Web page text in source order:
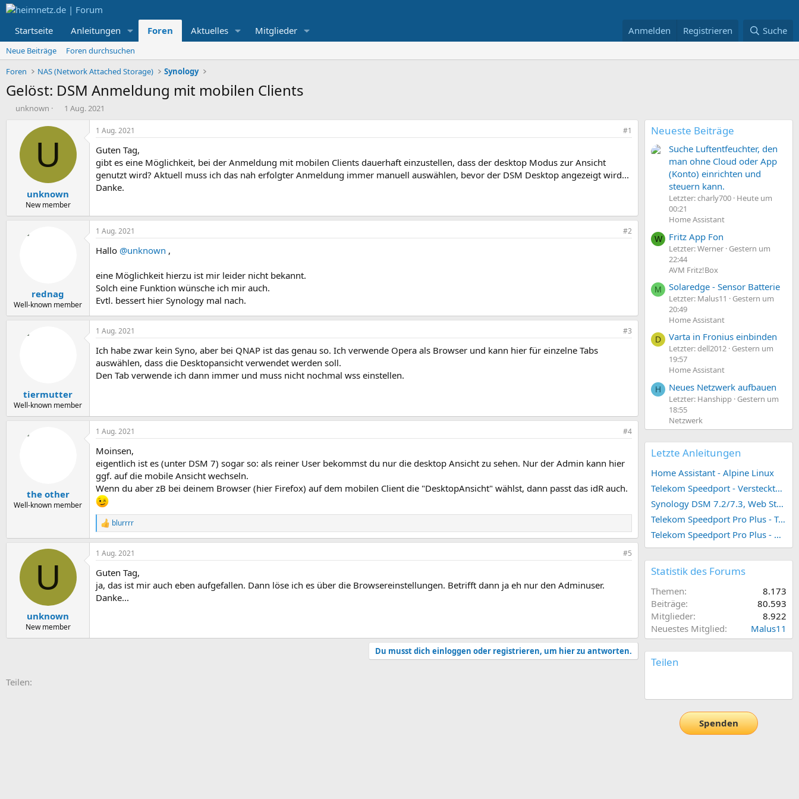
Startseite Anleitungen Foren Aktuelles Mitglieder Anmelden Registrieren Suche
Neue Beiträge
Foren durchsuchen
Foren
NAS (Network Attached Storage) Synology
Gelöst: DSM Anmeldung mit mobilen Clients
E
unknown
E
s
a
m
1 Aug. 2021
U
unknown
New member
1 Aug. 2021 #1
Guten Tag,
gibt es eine Möglichkeit, bei der Anmeldung mit mobilen Clients dauerhaft einzustellen, dass der desktop Modus zur Ansicht
genutzt wird? Aktuell muss ich das nah erfolgter Anmeldung immer manuell auswählen, bevor der DSM Desktop angezeigt wird...
Danke.
rednag
Well-known member
1 Aug. 2021 #2
Hallo @unknown ,
eine Möglichkeit hierzu ist mir leider nicht bekannt.
Solch eine Funktion wünsche ich mir auch.
Evtl. bessert hier Synology mal nach.
tiermutter
Well-known member
1 Aug. 2021 #3
Ich habe zwar kein Syno, aber bei QNAP ist das genau so. Ich verwende Opera als Browser und kann hier für einzelne Tabs
auswählen, dass die Desktopansicht verwendet werden soll.
Den Tab verwende ich dann immer und muss nicht nochmal wss einstellen.
the other
Well-known member
1 Aug. 2021 #4
Moinsen,
eigentlich ist es (unter DSM 7) sogar so: als reiner User bekommst du nur die desktop Ansicht zu sehen. Nur der Admin kann hier
ggf. auf die mobile Ansicht wechseln.
Wenn du aber zB bei deinem Browser (hier Firefox) auf dem mobilen Client die "DesktopAnsicht" wählst, dann passt das idR auch.
R
e
a
k
i
o
n
e
blurrrr
U
unknown
New member
1 Aug. 2021 #5
Guten Tag,
ja, das ist mir auch eben aufgefallen. Dann löse ich es über die Browsereinstellungen. Betrifft dann ja eh nur den Adminuser.
Danke...
Du musst dich einloggen oder registrieren, um hier zu antworten.
Teilen:
Neueste Beiträge
Suche Luftentfeuchter, den
man ohne Cloud oder App
(Konto) einrichten und
steuern kann.
Letzter: charly700 Heute um
00:21
Home Assistant
W Fritz App Fon
Letzter: Werner Gestern um
22:44
AVM Fritz!Box
M Solaredge - Sensor Batterie
Letzter: Malus11
Gestern um
20:49
Home Assistant
D Varta in Fronius einbinden
Letzter: dell2012 Gestern um
19:57
Home Assistant
H Neues Netzwerk aufbauen
Letzter: Hanshipp Gestern um
18:55
Netzwerk
Letzte Anleitungen
Home Assistant - Alpine Linux
Telekom Speedport - Versteckte Konfigurationen
Synology DSM 7.2/7.3, Web Station 4, Webdienst und Webportal erstellen (ehemals vHost)
Telekom Speedport Pro Plus - Telefonie einrichten
Telekom Speedport Pro Plus - Netzwerk einrichten
Statistik des Forums
Themen
8.173
Beiträge
80.593
Mitglieder
8.922
Neuestes Mitglied
Malus11
Teilen
Spenden